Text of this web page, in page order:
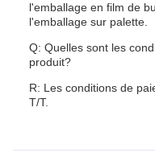
l'emballage en film de
l'emballage sur palette.
Q: Quelles sont les
produit?
R: Les conditions de
T/T.